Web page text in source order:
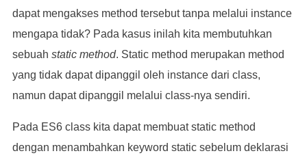
})
}
Kendaraan GF121J sedang melakukan perawatan
Kendaraan TA1408K sedang melakukan perawatan
*/
dapat mengakses method tersebut tanpa melalui instance
mengapa tidak? Pada kasus inilah kita membutuhkan
sebuah static method. Static method merupakan method
yang tidak dapat dipanggil oleh instance dari class,
namun dapat dipanggil melalui class-nya sendiri.
Pada ES6 class kita dapat membuat static method
dengan menambahkan keyword static sebelum deklarasi